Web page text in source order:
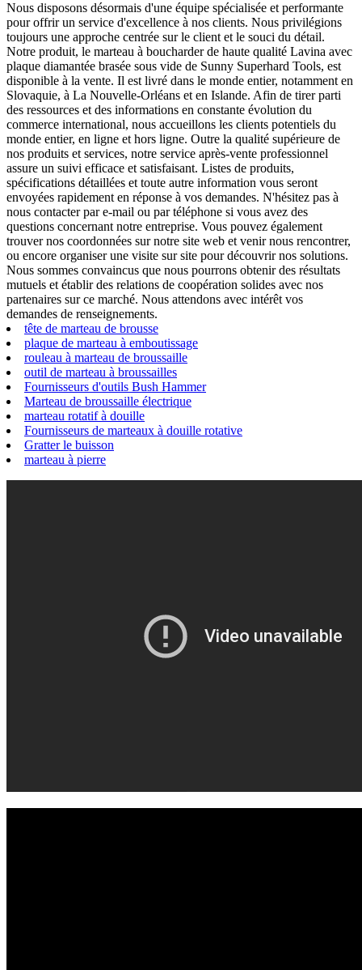
Nous disposons désormais d'une équipe spécialisée et performante
pour offrir un service d'excellence à nos clients. Nous privilégions
toujours une approche centrée sur le client et le souci du détail.
Notre produit, le marteau à boucharder de haute qualité Lavina avec
plaque diamantée brasée sous vide de Sunny Superhard Tools, est
disponible à la vente. Il est livré dans le monde entier, notamment en
Slovaquie, à La Nouvelle-Orléans et en Islande. Afin de tirer parti
des ressources et des informations en constante évolution du
commerce international, nous accueillons les clients potentiels du
monde entier, en ligne et hors ligne. Outre la qualité supérieure de
nos produits et services, notre service après-vente professionnel
assure un suivi efficace et satisfaisant. Listes de produits,
spécifications détaillées et toute autre information vous seront
envoyées rapidement en réponse à vos demandes. N'hésitez pas à
nous contacter par e-mail ou par téléphone si vous avez des
questions concernant notre entreprise. Vous pouvez également
trouver nos coordonnées sur notre site web et venir nous rencontrer,
ou encore organiser une visite sur site pour découvrir nos solutions.
Nous sommes convaincus que nous pourrons obtenir des résultats
mutuels et établir des relations de coopération solides avec nos
partenaires sur ce marché. Nous attendons avec intérêt vos
demandes de renseignements.
tête de marteau de brousse
plaque de marteau à emboutissage
rouleau à marteau de broussaille
outil de marteau à broussailles
Fournisseurs d'outils Bush Hammer
Marteau de broussaille électrique
marteau rotatif à douille
Fournisseurs de marteaux à douille rotative
Gratter le buisson
marteau à pierre